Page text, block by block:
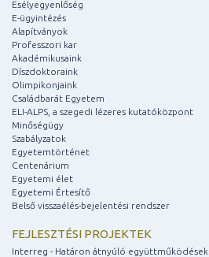
Esélyegyenlőség
E-ügyintézés
Alapítványok
Professzori kar
Akadémikusaink
Díszdoktoraink
Olimpikonjaink
Családbarát Egyetem
ELI-ALPS, a szegedi lézeres kutatóközpont
Minőségügy
Szabályzatok
Egyetemtörténet
Centenárium
Egyetemi élet
Egyetemi Értesítő
Belső visszaélés-bejelentési rendszer
FEJLESZTÉSI PROJEKTEK
Interreg - Határon átnyúló együttműködések